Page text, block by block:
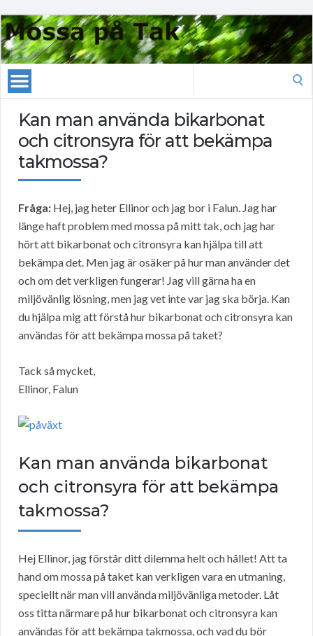
Kan man använda bikarbonat
och citronsyra för att bekämpa
takmossa?
Fråga: Hej, jag heter Ellinor och jag bor i Falun. Jag har
länge haft problem med mossa på mitt tak, och jag har
hört att bikarbonat och citronsyra kan hjälpa till att
bekämpa det. Men jag är osäker på hur man använder det
och om det verkligen fungerar! Jag vill gärna ha en
miljövänlig lösning, men jag vet inte var jag ska börja. Kan
du hjälpa mig att förstå hur bikarbonat och citronsyra kan
användas för att bekämpa mossa på taket?
Tack så mycket,
Ellinor, Falun
Kan man använda bikarbonat
och citronsyra för att bekämpa
takmossa?
Hej Ellinor, jag förstår ditt dilemma helt och hållet! Att ta
hand om mossa på taket kan verkligen vara en utmaning,
speciellt när man vill använda miljövänliga metoder. Låt
oss titta närmare på hur bikarbonat och citronsyra kan
användas för att bekämpa takmossa, och vad du bör